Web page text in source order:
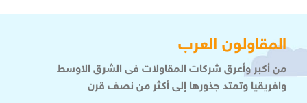
المقاولون العرب
من أكبر وأعرق شركات المقاولات فى الشرق الاوسط
وافريقيا وتمتد جذورها إلى أكثر من نصف قرن